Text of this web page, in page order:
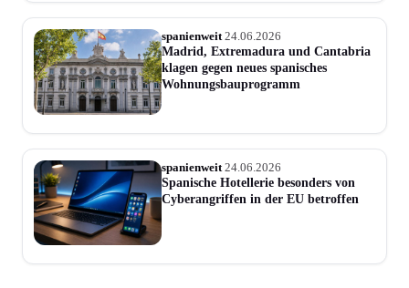
spanienweit 24.06.2026
Madrid, Extremadura und Cantabria
klagen gegen neues spanisches
Wohnungsbauprogramm
spanienweit 24.06.2026
Spanische Hotellerie besonders von
Cyberangriffen in der EU betroffen